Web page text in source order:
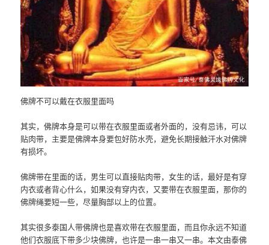
佛牌不可以戴在衣服里面吗
其实，佛牌本身是可以带在衣服里面或者外面的，没有忌讳，可以
贴肉带，主要是佛牌本身要包好防水壳，避免长期接触汗水对佛牌
有损坏。
佛牌带在里面的话，男生可以直接贴肉带，女生的话，最好是有穿
内衣或者背心什么，如果没有穿内衣，又要带在衣服里面，那你的
佛牌绳要短一些，尽量胸部以上的位置。
其实很多泰国人带佛牌也是喜欢带在衣服里面，而且你永远不知道
他们衣服底下带多少块佛牌，也许是一串一串又一串。本文由泰佛